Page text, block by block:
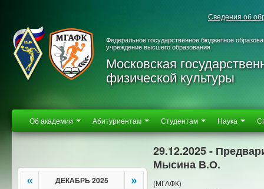
Сведения об
Федеральное государственное бюджетное
учреждение высшего образования
Московская
физической культуры
Об академии Абитуриентам Студентам Наука
« ДЕКАБРЬ 2025 »
29.12.2025 -
Мысина В.О.
(МГАФК)